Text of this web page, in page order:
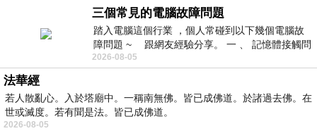
三個常見的電腦故障問題
踏入電腦這個行業 ，個人常碰到以下幾個電腦故
障問題 ~ 跟網友經驗分享。 一 、 記憶體接觸問
題 : 記憶體即
2026-08-05
法華經
若人散亂心。入於塔廟中。一稱南無佛。皆已成佛道。於諸過去佛。在
世或滅度。若有聞是法。皆已成佛道。
2026-08-05